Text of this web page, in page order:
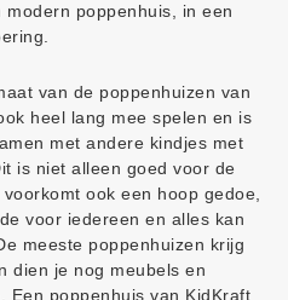
poppenhuis, in een
van de poppenhuizen van
heel lang mee spelen en is
met andere kindjes met
is niet alleen goed voor de
ook een hoop gedoe,
voor iedereen en alles kan
meeste poppenhuizen krijg
dien je nog meubels en
Een poppenhuis van KidKraft